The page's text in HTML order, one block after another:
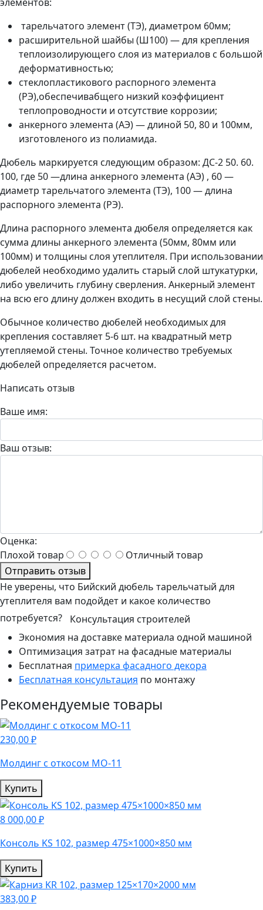
тарельчатого элемент (ТЭ), диаметром 60мм;
расширительной шайбы (Ш100) — для крепления
теплоизолирующего слоя из материалов с большой
деформативностью;
стеклопластикового распорного элемента
(РЭ),обеспечивабщего низкий коэффициент
теплопроводности и отсутствие коррозии;
анкерного элемента (АЭ) — длиной 50, 80 и 100мм,
изготовленого из полиамида.
Дюбель маркируется следующим образом: ДС-2 50. 60.
100, где 50 —длина анкерного элемента (АЭ) , 60 —
диаметр тарельчатого элемента (ТЭ), 100 — длина
распорного элемента (РЭ).
Длина распорного элемента дюбеля определяется как
сумма длины анкерного элемента (50мм, 80мм или
100мм) и толщины слоя утеплителя. При использовании
дюбелей необходимо удалить старый слой штукатурки,
либо увеличить глубину сверления. Анкерный элемент
на всю его длину должен входить в несущий слой стены.
Обычное количество дюбелей необходимых для
крепления составляет 5-6 шт. на квадратный метр
утепляемой стены. Точное количество требуемых
дюбелей определяется расчетом.
Написать отзыв
Ваше имя:
Ваш отзыв:
Оценка:
Плохой товар
Отличный товар
Отправить отзыв
Не уверены, что Бийский дюбель тарельчатый для
утеплителя вам подойдет и какое количество
потребуется?
Консультация строителей
Экономия на доставке материала одной машиной
Оптимизация затрат на фасадные материалы
Бесплатная примерка фасадного декора
Бесплатная консультация по монтажу
Рекомендуемые товары
230,00 ₽
Молдинг с откосом МО-11
Купить
8 000,00 ₽
Консоль KS 102, размер 475×1000×850 мм
Купить
383,00 ₽